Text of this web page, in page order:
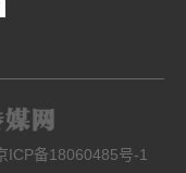
阅读与生命
谢幕之作 《永
ICP备18060485号-1